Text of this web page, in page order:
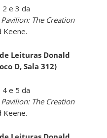
e 3 da
The Creation
Keene.
Leituras Donald
D, Sala 312)
e 5 da
The Creation
Keene.